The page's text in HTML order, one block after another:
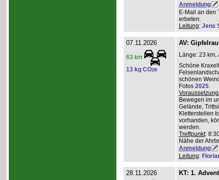
Anmeldung
E-Mail an den
erbeten.
Leitung: Jens
07.11.2026
63 km
13 kg CO2e
AV:
Länge: 23 km,
Schöne
schönen
Fotos 2025.
Bewegen im
Gelände,
Kletterstellen
vorhanden,
werden.
Treffpunkt:
Nähe der
Anmeldung
Leitung:
28.11.2026 KT: 1.